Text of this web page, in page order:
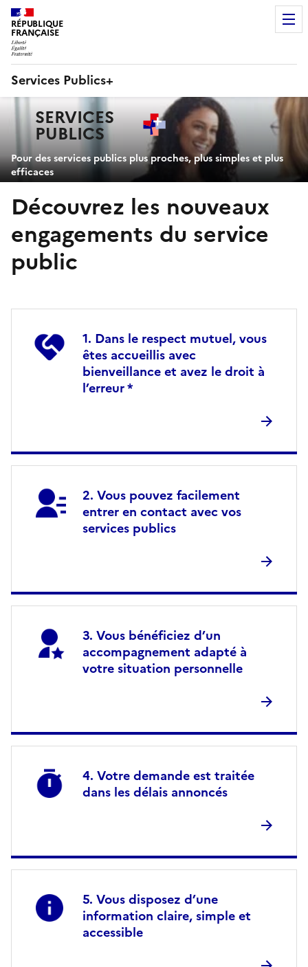
RÉPUBLIQUE
FRANÇAISE
Services Publics+
principaleSERVICES
PUBLICS+
Pour des services publics plus proches, plus simples et plus
efficaces
Découvrez les nouveaux
engagements du service
public
Dans le respect mutuel, vous
êtes accueillis avec
bienveillance et avez le droit à
l’erreur *
Vous pouvez facilement
entrer en contact avec vos
services publics
Vous bénéficiez d’un
accompagnement adapté à
votre situation personnelle
Votre demande est traitée
dans les délais annoncés
Vous disposez d’une
information claire, simple et
accessible